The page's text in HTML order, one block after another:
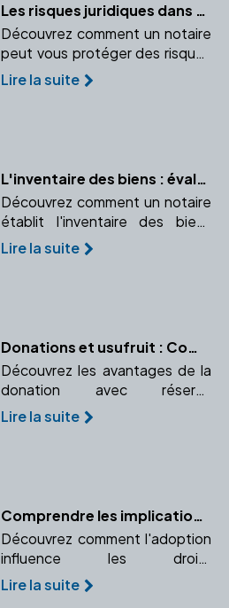
Les risques juridiques dans une transaction immobilière : Le rôle protecteur du notaire
Découvrez comment un notaire
peut vous protéger des risques
juridiques lors d'une transaction
immobilière. Médiation et
Lire la suite
L'inventaire des biens : évaluer le patrimoine du défunt
Découvrez comment un notaire
établit l'inventaire des biens
pour une succession et
pourquoi un inventaire précis
Lire la suite
Donations et usufruit : Comment transmettre tout en conservant un droit d'usage ?
Découvrez les avantages de la
donation avec réserve
d'usufruit pour le donateur.
Préservez l'usage ou les
Lire la suite
Comprendre les implications de l'adoption sur la succession
Découvrez comment l'adoption
influence les droits
successoraux et pourquoi il est
essentiel de consulter un
Lire la suite